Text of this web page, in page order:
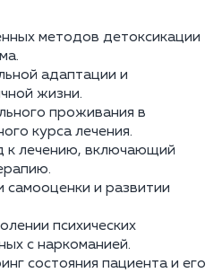
методов детоксикации
адаптации и
жизни.
проживания в
курса лечения.
к лечению, включающий
и развитии
психических
с наркоманией.
состояния пациента и его